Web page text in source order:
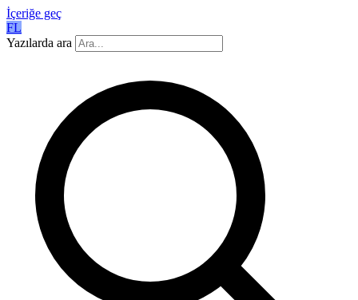
İçeriğe geç
FL
Yazılarda ara